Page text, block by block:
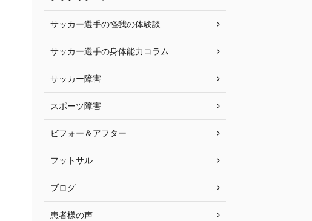
サッカー選手の怪我の体験談
サッカー選手の身体能力コラム
サッカー障害
スポーツ障害
ビフォー＆アフター
フットサル
ブログ
患者様の声